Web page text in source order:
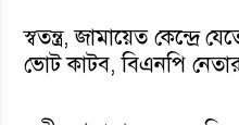
স্বতন্ত্র, জামায়েত কেন্দ্রে
ভোট কাটব, বিএনপি